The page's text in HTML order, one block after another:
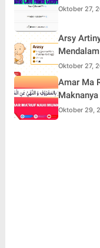
Oktober 27,
Arsy
Mendalam
Oktober 27,
Amar Ma
Oktober 29,